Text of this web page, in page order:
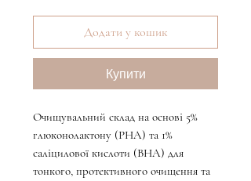
Додати у кошик
Купити
Очищувальний склад на основі 5%
глюконолактону (РНА) та 1%
саліцилової кислоти (ВНА) для
тонкого, протективного очищення та